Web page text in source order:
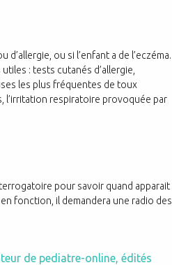
d’allergie, ou si l’enfant a de l’eczéma.
: tests cutanés d’allergie,
les plus fréquentes de toux
l’irritation respiratoire provoquée par
pour savoir quand apparait
fonction, il demandera une radio des
de pediatre-online, édités